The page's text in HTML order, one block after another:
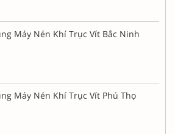
Máy Nén Khí Trục Vít Bắc Ninh
Máy Nén Khí Trục Vít Phú Thọ